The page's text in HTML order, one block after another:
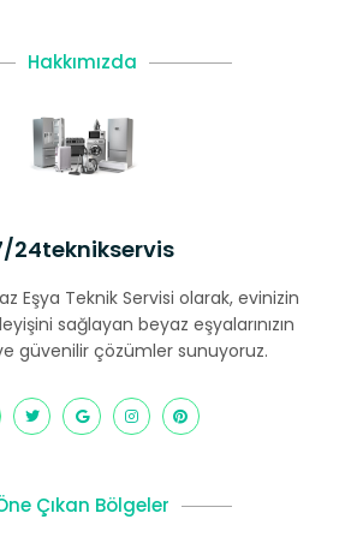
Hakkımızda
24teknikservis
Eşya Teknik Servisi olarak, evinizin
sağlayan beyaz eşyalarınızın
güvenilir çözümler sunuyoruz.
Çıkan Bölgeler